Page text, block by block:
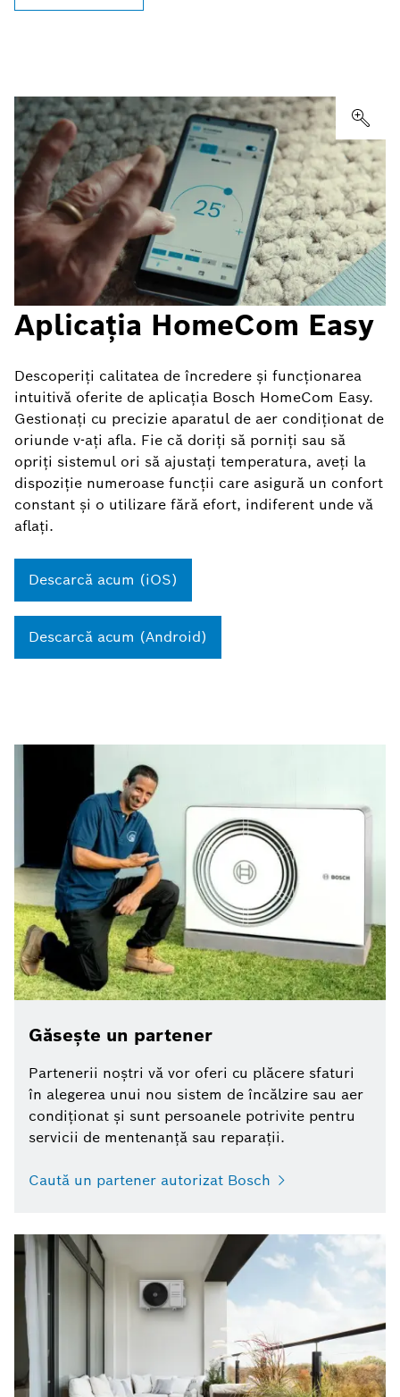
Aplicația HomeCom Easy
Descoperiți calitatea de încredere și funcționarea
intuitivă oferite de aplicația Bosch HomeCom Easy.
Gestionați cu precizie aparatul de aer condiționat de
oriunde v-ați afla. Fie că doriți să porniți sau să
opriți sistemul ori să ajustați temperatura, aveți la
dispoziție numeroase funcții care asigură un confort
constant și o utilizare fără efort, indiferent unde vă
aflați.
Descarcă acum (iOS)
Descarcă acum (Android)
Găsește un partener
Partenerii noștri vă vor oferi cu plăcere sfaturi
în alegerea unui nou sistem de încălzire sau aer
condiționat și sunt persoanele potrivite pentru
servicii de mentenanță sau reparații.
Caută un partener autorizat Bosch